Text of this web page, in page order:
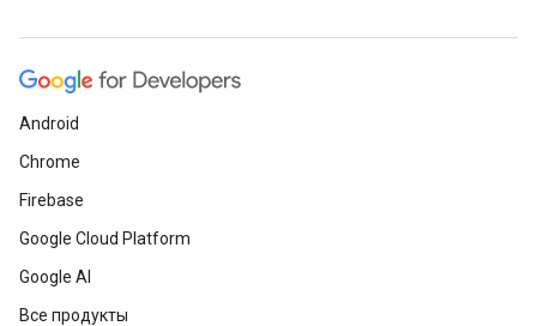
Android
Chrome
Firebase
Google Cloud Platform
Google AI
Все продукты